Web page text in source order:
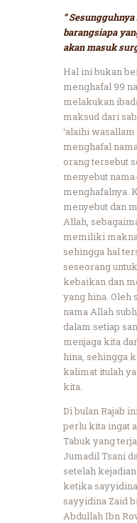
“
barangsiapa
akan masuk
Hal ini bukan
menghafal 99
melakukan
maksud dari
‘alaihi
menghafal
orang tersebut
menyebut
menghafalnya.
menyebut dan
Allah,
memiliki
sehingga hal
seseorang
kebaikan dan
yang hina. Oleh
nama Allah
dalam setiap
menjaga kita
hina, sehingga
kalimat itulah
kita.
Di bulan Rajab
perlu kita ingat
Tabuk yang
Jumadil Tsani
setelah
ketika
sayyidina Zaid
Abdullah Ibn